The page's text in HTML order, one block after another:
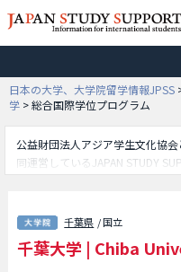
日本の大学、大学院留学情報JPSS
学 >総合国際学位プログラム
公益財団法人アジア学生文化協
同運営しているJAPAN STUDY
学研究科や専門法務研究科や人
融合理工学府（理学領域）や園
報・データサイエンス学府等、
千葉県 / 国立
千葉大学 | Chiba